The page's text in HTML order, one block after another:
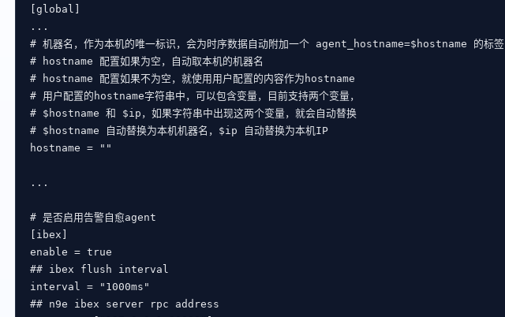
global
# 机器名，作为本机的唯一标识，会为时序数据自动附加一个 agent_hostname=$hostname 的标签
# hostname 配置如果为空，自动取本机的机器名
# hostname 配置如果不为空，就使用用户配置的内容作为hostname
# 用户配置的hostname字符串中，可以包含变量，目前支持两个变量，
# $hostname 和 $ip，如果字符串中出现这两个变量，就会自动替换
# $hostname 自动替换为本机机器名，$ip 自动替换为本机IP
hostname = ""
# 是否启用告警自愈agent
ibex
enable = true
## ibex flush interval
interval =
"1000ms"
## n9e ibex server rpc address